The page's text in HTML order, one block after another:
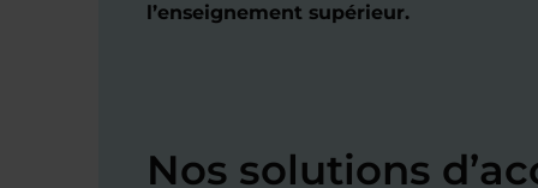
l’enseignement supérieur.
Nos solutions